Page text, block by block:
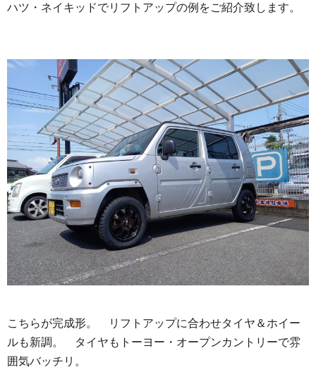
ハツ・ネイキッドでリフトアップの例をご紹介致します。
こちらが完成形。 リフトアップに合わせタイヤ＆ホイー
ルも新調。 タイヤもトーヨー・オープンカントリーで雰
囲気バッチリ。